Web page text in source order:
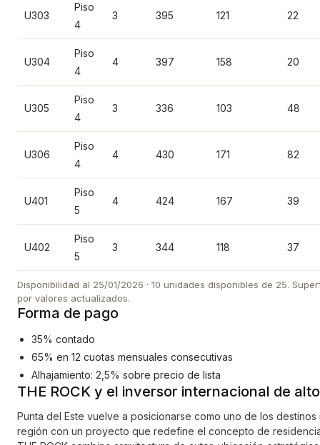
U303
Piso
4
3 395 121 22
U304
Piso
4
4 397 158 20
U305
Piso
4
3 336 103 48
U306
Piso
4
4 430 171 82
U401
Piso
5
4 424 167 39
U402
Piso
5
3 344 118 37
Disponibilidad al 25/01/2026 · 10 unidades disponibles de 25.
por valores actualizados.
Forma de pago
35% contado
65% en 12 cuotas mensuales consecutivas
Alhajamiento: 2,5% sobre precio de lista
THE ROCK y el inversor internacional de
Punta del Este vuelve a posicionarse como uno de los
región con un proyecto que redefine el concepto de